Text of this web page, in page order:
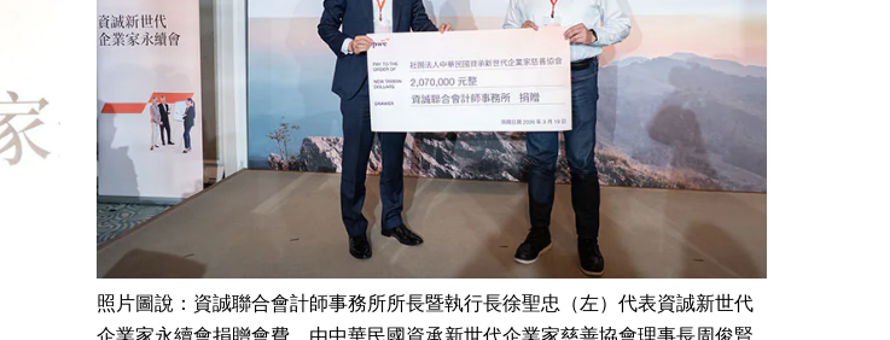
照片圖說：資誠聯合會計師事務所所長暨執行長徐聖忠（左）代表資誠新世代